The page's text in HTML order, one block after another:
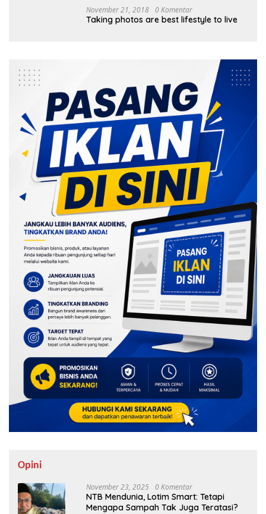
November 21, 2018 0 Komentar
Taking photos are best lifestyle to live
Opini
November 23, 2025 0 Komentar
NTB Mendunia, Lotim Smart: Tetapi
Mengapa Sampah Tak Juga Teratasi?